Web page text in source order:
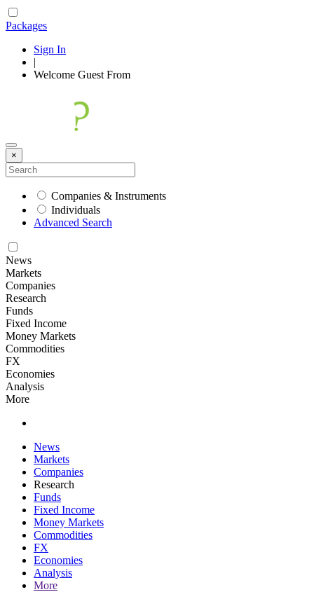
Packages
Sign In
|
Welcome Guest From
×
Companies & Instruments
Individuals
Advanced Search
News
Markets
Companies
Research
Funds
Fixed Income
Money Markets
Commodities
FX
Economies
Analysis
More
News
Markets
Companies
Research
Funds
Fixed Income
Money Markets
Commodities
FX
Economies
Analysis
More